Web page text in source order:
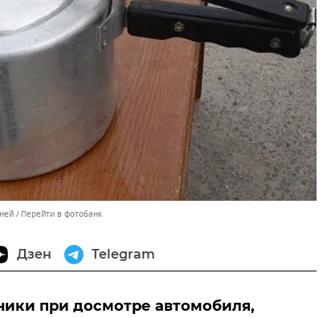
Перейти в фотобанк
Дзен Telegram
при досмотре автомобиля,